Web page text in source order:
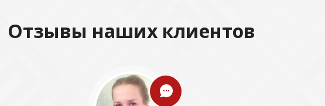
Отзывы наших клиентов